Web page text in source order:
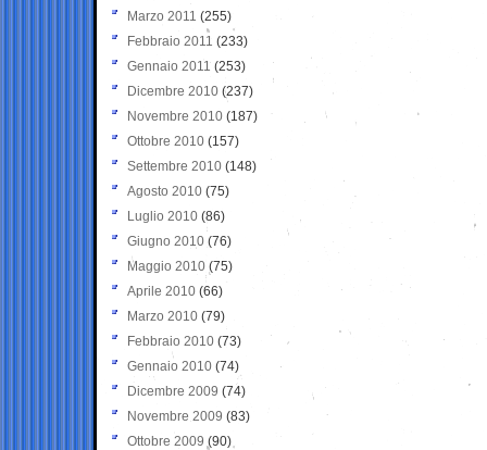
Marzo 2011 (255)
Febbraio 2011 (233)
Gennaio 2011 (253)
Dicembre 2010 (237)
Novembre 2010 (187)
Ottobre 2010 (157)
Settembre 2010 (148)
Agosto 2010 (75)
Luglio 2010 (86)
Giugno 2010 (76)
Maggio 2010 (75)
Aprile 2010 (66)
Marzo 2010 (79)
Febbraio 2010 (73)
Gennaio 2010 (74)
Dicembre 2009 (74)
Novembre 2009 (83)
Ottobre 2009 (90)